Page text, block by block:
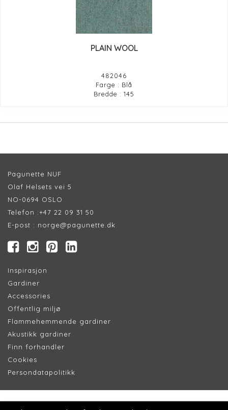
PLAIN WOOL
482046
Farge : Blå
Bredde : 145
Pagunette NUF
Olaf Helsets vei 5
NO-0694 OSLO
Telefon :+47 22 09 31 50
E-post : norge@pagunette.dk
Inspirasjon
Gardiner
Accessories
Offentlig miljø
Flammehemmende gardiner
Akustikk gardiner
Finn forhandler
Cookies
Persondatapolitikk